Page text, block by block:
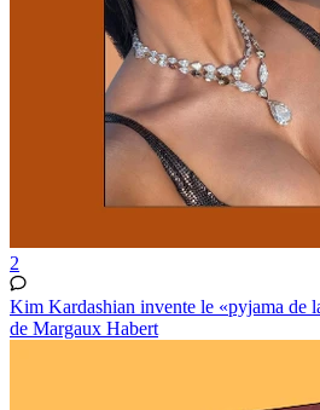
2
Kim Kardashian invente le «pyjama de
de Margaux Habert